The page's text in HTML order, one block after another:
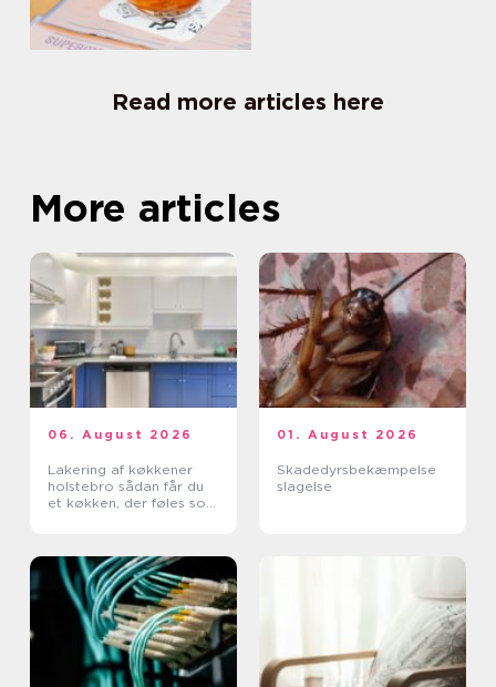
Read more articles here
More articles
06. August 2026
Lakering af køkkener
holstebro sådan får du
et køkken, der føles som
01. August 2026
Skadedyrsbekæmpelse
slagelse